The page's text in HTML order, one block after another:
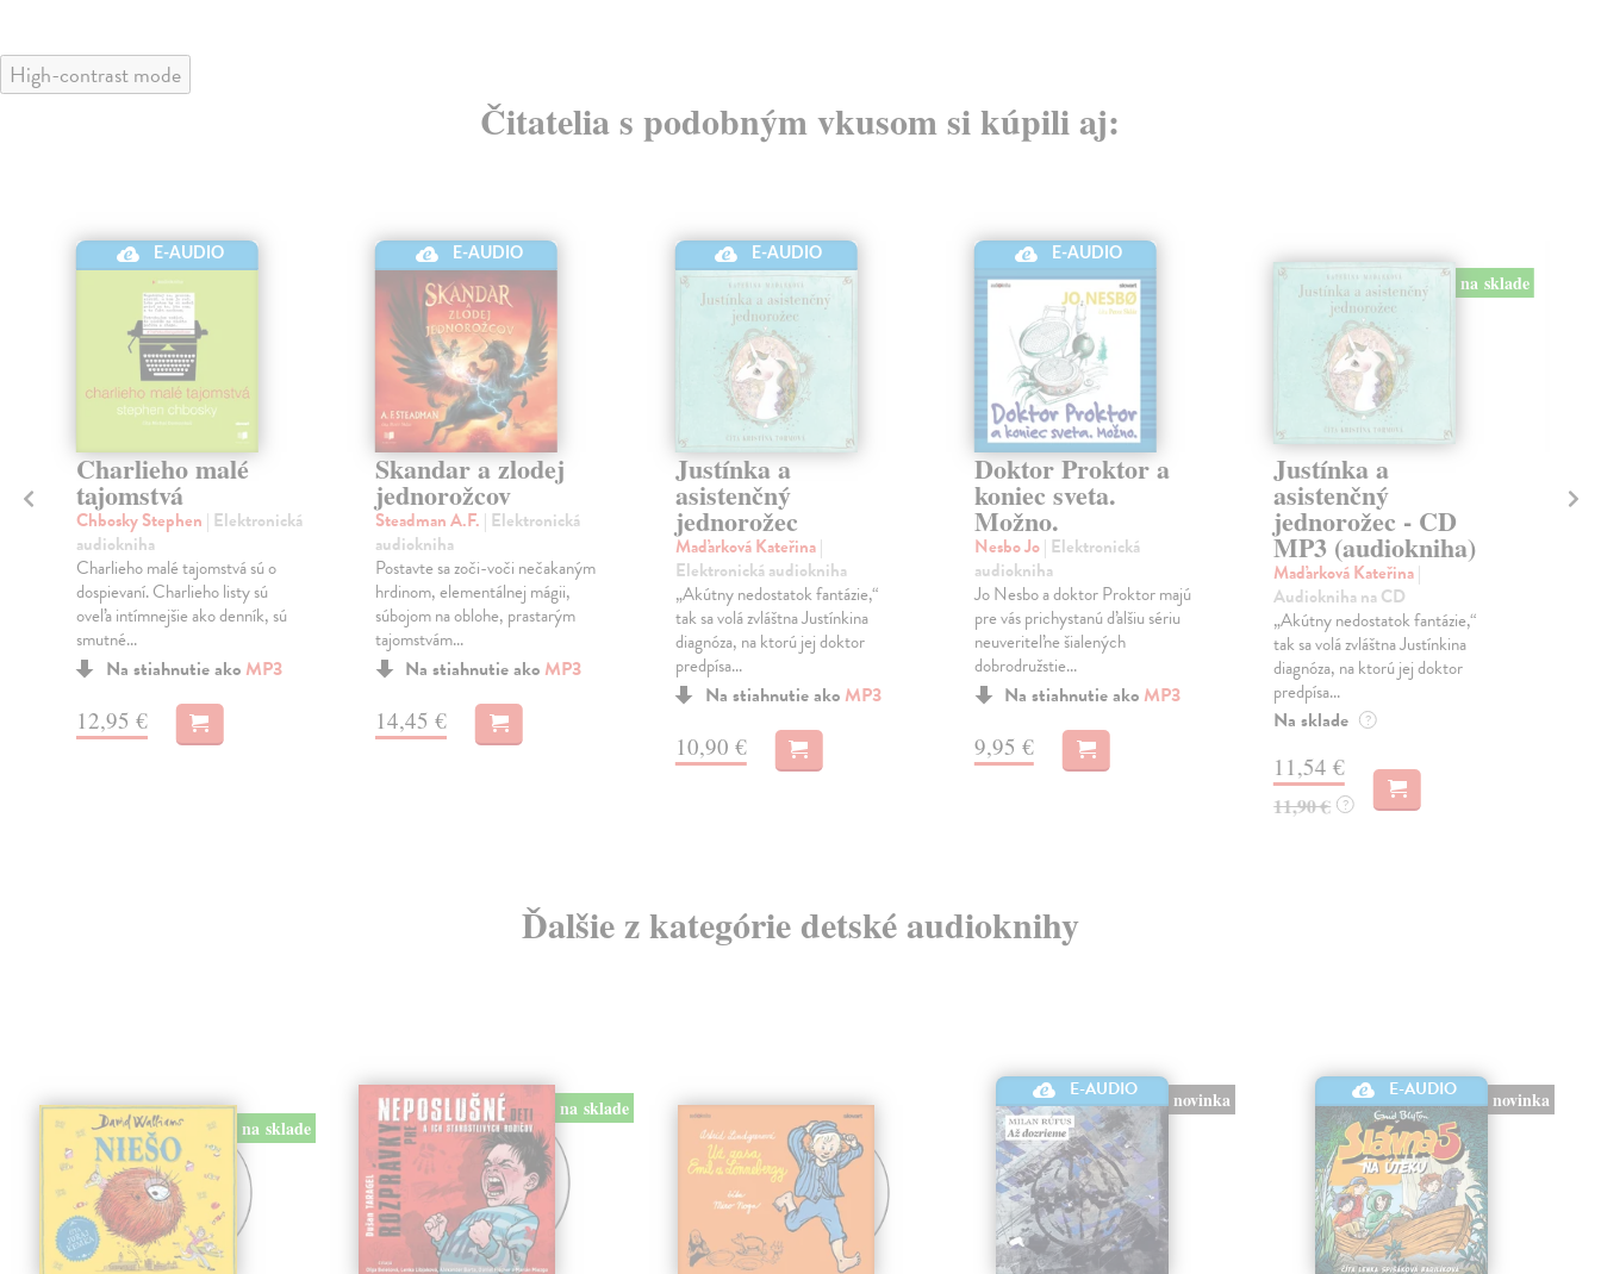
High-contrast mode
Čitatelia s podobným vkusom si kúpili aj:
E-AUDIO
Charlieho malé
tajomstvá
Chbosky Stephen | Elektronická
audiokniha
Charlieho malé tajomstvá sú o
dospievaní. Charlieho listy sú
oveľa intímnejšie ako denník, sú
smutné...
Na stiahnutie ako MP3
12,95 €
E-AUDIO
Skandar a zlodej
jednorožcov
Steadman A.F. | Elektronická
audiokniha
Postavte sa zoči-voči nečakaným
hrdinom, elementálnej mágii,
súbojom na oblohe, prastarým
tajomstvám...
Na stiahnutie ako MP3
14,45 €
E-AUDIO
Justínka a
asistenčný
jednorožec
Maďarková Kateřina|
Elektronická audiokniha
„Akútny nedostatok fantázie,“
tak sa volá zvláštna Justínkina
diagnóza, na ktorú jej doktor
predpísa...
Na stiahnutie ako MP3
10,90 €
E-AUDIO
Doktor Proktor a
koniec sveta.
Možno.
Nesbo Jo| Elektronická
audiokniha
Jo Nesbo a doktor Proktor majú
pre vás prichystanú ďalšiu sériu
neuveriteľne šialených
dobrodružstie...
Na stiahnutie ako MP3
9,95 €
na sklade
Justínka a
asistenčný
jednorožec - CD
MP3 (audiokniha)
Maďarková Kateřina|
Audiokniha na CD
„Akútny nedostatok fantázie,“
tak sa volá zvláštna Justínkina
diagnóza, na ktorú jej doktor
predpísa...
Na sklade ?
11,54 €
11,90 € ?
Ďalšie z kategórie detské audioknihy
na sklade
na sklade
E-AUDIO novinka E-AUDIO novinka